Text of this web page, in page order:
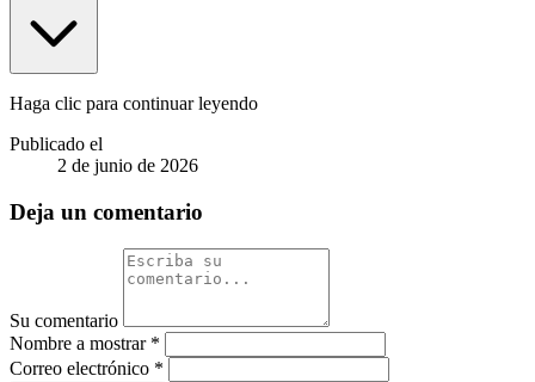
Haga clic para continuar leyendo
Publicado el
2 de junio de 2026
Deja un comentario
Su comentario
Nombre a mostrar *
Correo electrónico *